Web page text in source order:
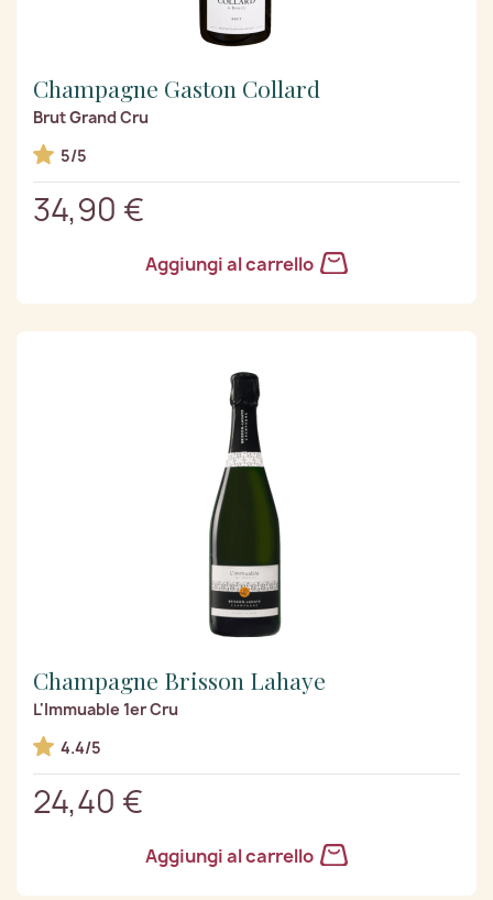
Champagne Gaston Collard
Brut Grand Cru
5/5
34,90 €
Aggiungi al carrello
Champagne Brisson Lahaye
L'Immuable 1er Cru
4.4/5
24,40 €
Aggiungi al carrello